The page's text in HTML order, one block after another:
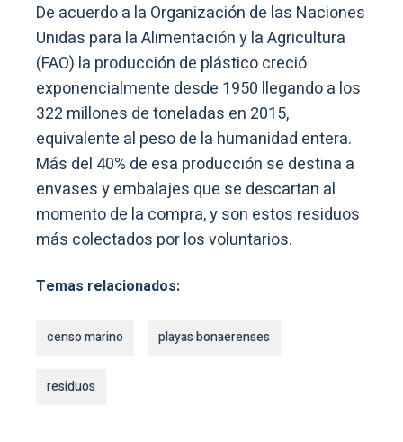
De acuerdo a la Organización de las Naciones
Unidas para la Alimentación y la Agricultura
(FAO) la producción de plástico creció
exponencialmente desde 1950 llegando a los
322 millones de toneladas en 2015,
equivalente al peso de la humanidad entera.
Más del 40% de esa producción se destina a
envases y embalajes que se descartan al
momento de la compra, y son estos residuos
más colectados por los voluntarios.
Temas relacionados:
censo marino playas bonaerenses
residuos